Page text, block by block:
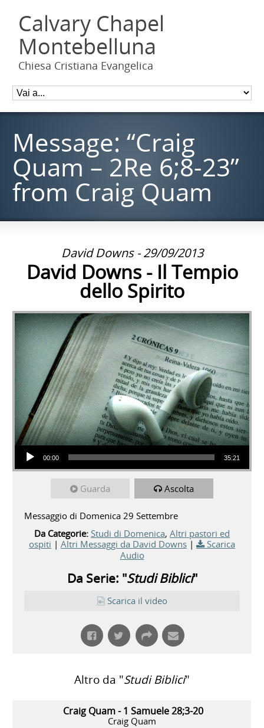
Calvary Chapel
Montebelluna
Chiesa Cristiana Evangelica
Message: “Craig
Quam – 2Re 6;8-23”
from Craig Quam
David Downs - 29/09/2013
David Downs - Il Tempio
dello Spirito
Audio Player
00:00 35:21
Guarda Ascolta
Messaggio di Domenica 29 Settembre
Da Categorie: Studi di Domenica, Altri pastori ed
ospiti | Altri Messaggi da David Downs |
Scarica
Audio
Da Serie: "Studi Biblici"
Scarica il video
Altro da "Studi Biblici"
Craig Quam - 1 Samuele 28;3-20
Craig Quam